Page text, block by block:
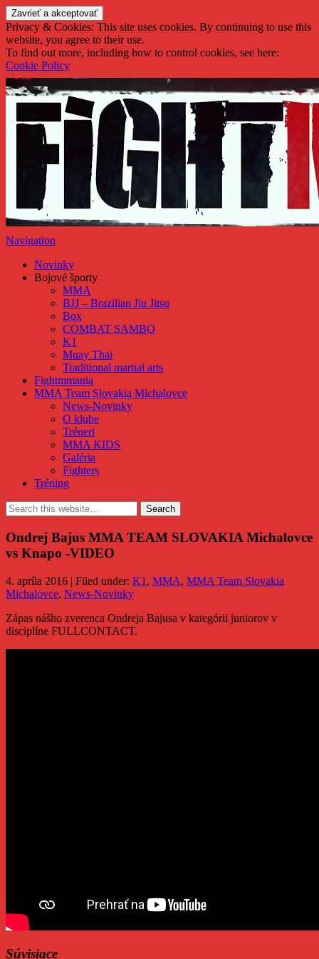
FightMMAnia
Privacy & Cookies: This site uses cookies. By continuing to use this
website, you agree to their use.
To find out more, including how to control cookies, see here:
Cookie Policy
Navigation
Novinky
Bojové športy
MMA
BJJ – Brazilian Jiu Jitsu
Box
COMBAT SAMBO
K1
Muay Thai
Traditional martial arts
Fightmmania
MMA Team Slovakia Michalovce
News-Novinky
O klube
Tréneri
MMA KIDS
Galéria
Fighters
Tréning
Ondrej Bajus MMA TEAM SLOVAKIA Michalovce
vs Knapo -VIDEO
4. apríla 2016 | Filed under: K1 , MMA, MMA Team Slovakia
Michalovce, News-Novinky
Zápas nášho zverenca Ondreja Bajusa v kategórii juniorov v
disciplíne FULLCONTACT.
Súvisiace